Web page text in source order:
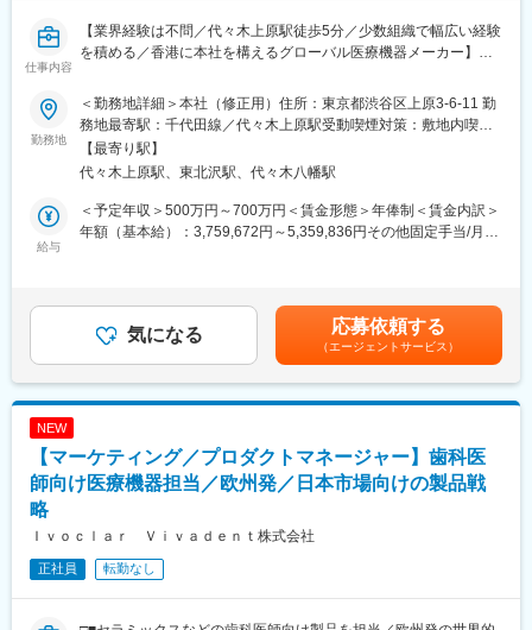
■ポジションの魅力：
◎情報機器事業はコニカミノルタグループの中で売上・利益共に
どの各部門と密に連携しながら予算管理／PDCAを行い、目標達
成に導く役割を担っています。
◎事業管理業務の生産性向上に向けた業務改革の実践を通じて、
管理会計や財務会計に関する高度な知識・スキルを習得しなが
ら、事業価値の向上に直接貢献することができます。
◎販売、生産、開発、品証、CSといった様々な部門とのコミュニ
ケーションを通じて、幅広い社内人脈を構築できます。
理の在り方も変革が必要となっており、AIを使った自動化や、新
しい会計制度への対応、生産性を上げる為の業務革新などが求め
変革を一緒に推進してみませんか？
変更の範囲：会社の定める業務
仕事内容
【業界経験は不問／代々木上原駅徒歩5分／少数組織で幅広い経験
を積める／香港に本社を構えるグローバル医療機器メーカー】
■業務内容：
日常的な経理・決算業務および総務全般を担当していただきま
す。
＜経理業務＞
・経費精算、支払処理、仕訳入力などの日常経理
・売掛金・買掛金・在庫データの経理処理、入出金対応など
・月次・年次決算の補助業務、監査・税務調査対応の補助
・社内向けレポート作成補助（予算実績管理など）
・社内インフラやオフィス環境の維持・整備
・外部ベンダー（システム、保険、ファシリティ等）との交渉お
よび契約管理
■キャリアパス：
長期に活躍いただくことを期待しております。
※総務として、経理以外の業務にも携わっていただきます。柔軟に
勤務地
＜勤務地詳細＞本社（修正用）住所：東京都渋谷区上原3-6-11 勤
務地最寄駅：千代田線／代々木上原駅受動喫煙対策：敷地内喫煙
可能場所あり変更の範囲：無
【最寄り駅】
代々木上原駅、東北沢駅、代々木八幡駅
給与
＜予定年収＞500万円～700万円＜賃金形態＞年俸制＜賃金内訳＞
年額（基本給）：3,759,672円～5,359,836円その他固定手当/月：
む）＜昇給有無＞有＜残業手当＞有＜給与補足＞※スキル・ご経
験・ご年齢などを考慮の上、規定により決定いたします。賃金は
あくまでも目安の金額であり、選考を通じて上下する可能性があ
ります。月給(月額)は固定手当を含めた表記です。
気になる 応募依頼する
（エージェントサービス）
NEW
【マーケティング／プロダクトマネージャー】歯科医
師向け医療機器担当／欧州発／日本市場向けの製品戦
略
Ｉｖｏｃｌａｒ Ｖｉｖａｄｅｎｔ株式会社
正社員 転勤なし